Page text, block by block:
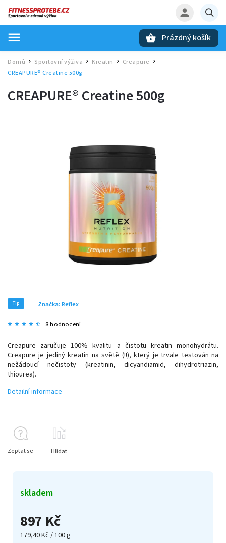
Prázdný košík
Domů / Sportovní výživa / Kreatin Creapure
CREAPURE® Creatine 500g
CREAPURE® Creatine 500g
Tip
8 hodnocení
Značka: Reflex
897 Kč
179,40 Kč / 100 g
skladem
Creapure zaručuje 100% kvalitu a čistotu kreatin monohydrátu.
Creapure je jediný kreatin na světě (!!), který je trvale testován na
nežádoucí nečistoty (kreatinin, dicyandiamid, dihydrotriazin,
thiourea).
Detailní informace
Zeptat se Hlídat